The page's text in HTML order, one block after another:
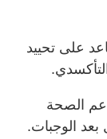
على تحييد
الصحة
الوجبات.